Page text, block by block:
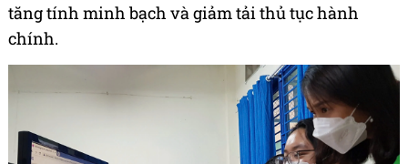
tăng tính minh bạch và giảm tải thủ tục hành
chính.